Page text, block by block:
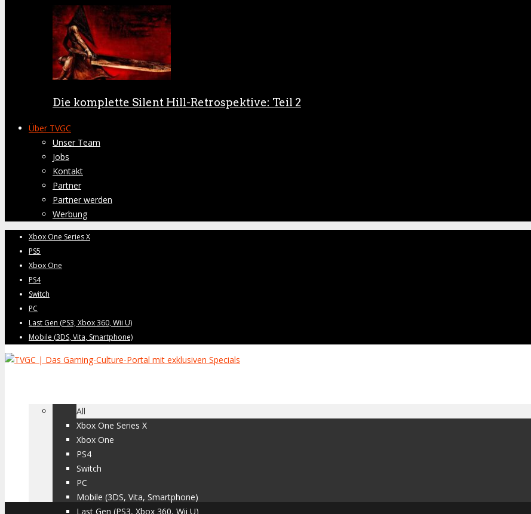
Die komplette Silent Hill-Retrospektive: Teil 2
Über TVGC
Unser Team
Jobs
Kontakt
Partner
Partner werden
Werbung
Xbox One Series X
PS5
Xbox One
PS4
Switch
PC
Last Gen (PS3, Xbox 360, Wii U)
Mobile (3DS, Vita, Smartphone)
All
Xbox One Series X
Xbox One
PS4
Switch
PC
Mobile (3DS, Vita, Smartphone)
Last Gen (PS3, Xbox 360, Wii U)